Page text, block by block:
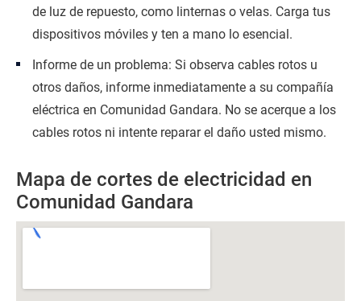
de luz de repuesto, como linternas o velas. Carga tus
dispositivos móviles y ten a mano lo esencial.
Informe de un problema: Si observa cables rotos u
otros daños, informe inmediatamente a su compañía
eléctrica en Comunidad Gandara. No se acerque a los
cables rotos ni intente reparar el daño usted mismo.
Mapa de cortes de electricidad en
Comunidad Gandara